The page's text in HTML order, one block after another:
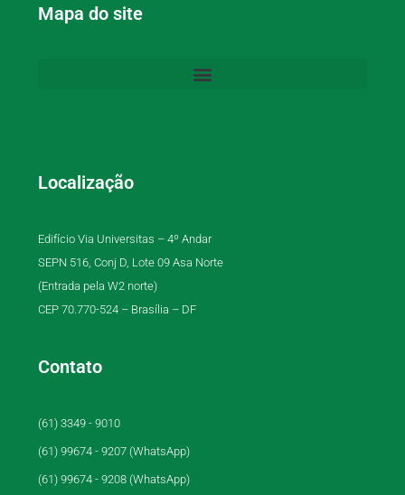
Mapa do site
Localização
Edifício Via Universitas – 4º Andar
SEPN 516, Conj D, Lote 09 Asa Norte
(Entrada pela W2 norte)
CEP 70.770-524 – Brasília – DF
Contato
(61) 3349 - 9010
(61) 99674 - 9207 (WhatsApp)
(61) 99674 - 9208 (WhatsApp)